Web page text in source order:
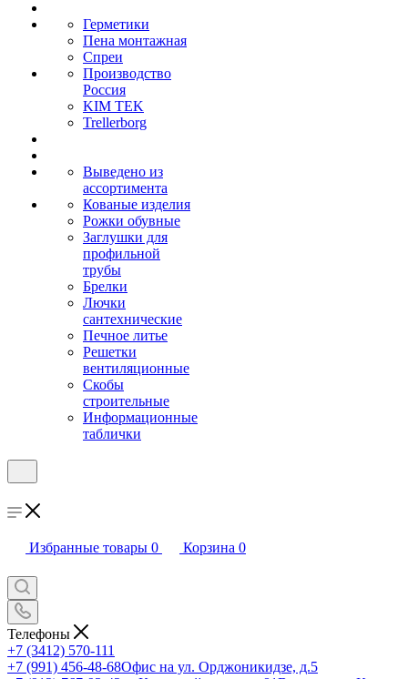
Герметики
Пена монтажная
Спреи
Производство
Россия
KIM TEK
Trellerborg
Выведено из
ассортимента
Кованые изделия
Рожки обувные
Заглушки для
профильной
трубы
Брелки
Лючки
сантехнические
Печное литье
Решетки
вентиляционные
Скобы
строительные
Информационные
таблички
Избранные товары 0 Корзина 0
Телефоны
+7 (3412) 570-111
+7 (991) 456-48-68Офис на ул. Орджоникидзе, д.5